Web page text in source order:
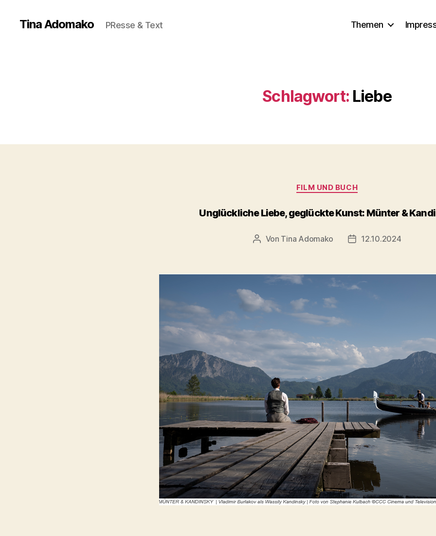
Tina Adomako PResse & Text Themen
Schlagwort: Liebe
Kategorien
FILM UND BUCH
Unglückliche Liebe, geglückte Kunst: Münter &
Beitragsautor
Von Tina Adomako 12.10.2024